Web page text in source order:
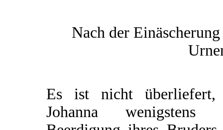
Nach der
Es ist nicht überliefert,
Johanna wenigstens